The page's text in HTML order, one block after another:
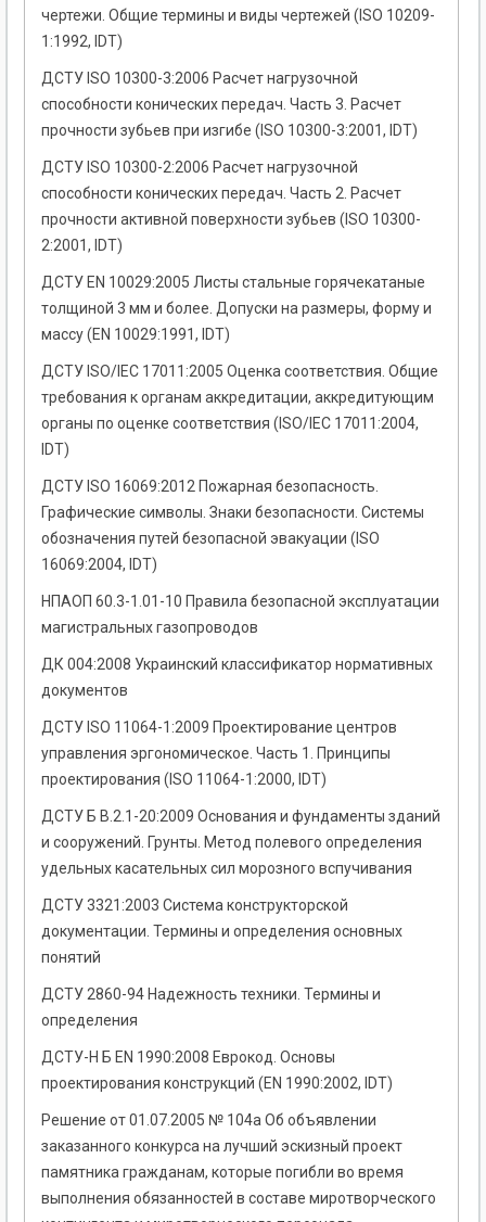
чертежи. Общие термины и виды чертежей (ISO 10209-
1:1992, IDT)
ДСТУ ISO 10300-3:2006 Расчет нагрузочной
способности конических передач. Часть 3. Расчет
прочности зубьев при изгибе (ISO 10300-3:2001, IDT)
ДСТУ ISO 10300-2:2006 Расчет нагрузочной
способности конических передач. Часть 2. Расчет
прочности активной поверхности зубьев (ISO 10300-
2:2001, IDT)
ДСТУ EN 10029:2005 Листы стальные горячекатаные
толщиной 3 мм и более. Допуски на размеры, форму и
массу (EN 10029:1991, IDT)
ДСТУ ISO/IEC 17011:2005 Оценка соответствия. Общие
требования к органам аккредитации, аккредитующим
органы по оценке соответствия (ISO/IEC 17011:2004,
IDT)
ДСТУ ISO 16069:2012 Пожарная безопасность.
Графические символы. Знаки безопасности. Системы
обозначения путей безопасной эвакуации (ISO
16069:2004, IDT)
НПАОП 60.3-1.01-10 Правила безопасной эксплуатации
магистральных газопроводов
ДК 004:2008 Украинский классификатор нормативных
документов
ДСТУ ISO 11064-1:2009 Проектирование центров
управления эргономическое. Часть 1. Принципы
проектирования (ISO 11064-1:2000, IDT)
ДСТУ Б В.2.1-20:2009 Основания и фундаменты зданий
и сооружений. Грунты. Метод полевого определения
удельных касательных сил морозного вспучивания
ДСТУ 3321:2003 Система конструкторской
документации. Термины и определения основных
понятий
ДСТУ 2860-94 Надежность техники. Термины и
определения
ДСТУ-Н Б EN 1990:2008 Еврокод. Основы
проектирования конструкций (EN 1990:2002, IDT)
Решение от 01.07.2005 № 104а Об объявлении
заказанного конкурса на лучший эскизный проект
памятника гражданам, которые погибли во время
выполнения обязанностей в составе миротворческого